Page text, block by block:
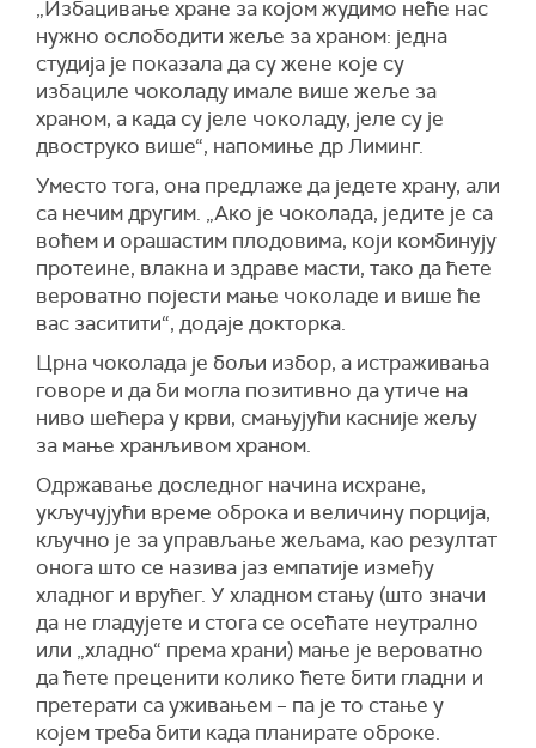
„Избацивање хране за којом жудимо неће нас
нужно ослободити жеље за храном: једна
студија је показала да су жене које су
избациле чоколаду имале више жеље за
храном, а када су јеле чоколаду, јеле су је
двоструко више“, напомиње др Лиминг.
Уместо тога, она предлаже да једете храну, али
са нечим другим. „Ако је чоколада, једите је са
воћем и орашастим плодовима, који комбинују
протеине, влакна и здраве масти, тако да ћете
вероватно појести мање чоколаде и више ће
вас заситити“, додаје докторка.
Црна чоколада је бољи избор, а истраживања
говоре и да би могла позитивно да утиче на
ниво шећера у крви, смањујући касније жељу
за мање хранљивом храном.
Одржавање доследног начина исхране,
укључујући време оброка и величину порција,
кључно је за управљање жељама, као резултат
онога што се назива јаз емпатије између
хладног и врућег. У хладном стању (што значи
да не гладујете и стога се осећате неутрално
или „хладно“ према храни) мање је вероватно
да ћете преценити колико ћете бити гладни и
претерати са уживањем – па је то стање у
којем треба бити када планирате оброке.